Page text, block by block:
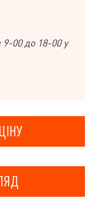
9-00 до 18-00 у